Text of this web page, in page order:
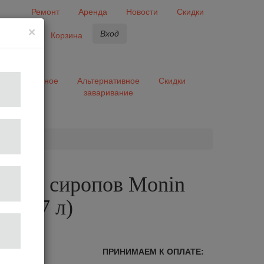
Ремонт Аренда Новости
Скидки
Корзина Вход
Разное
Альтернативное
заваривание
Скидки
для сиропов Monin
0.7 л)
ПРИНИМАЕМ К ОПЛАТЕ:
×